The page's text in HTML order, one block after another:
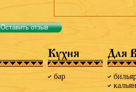
Оставить отзыв
Кухня Для
бар
кальян